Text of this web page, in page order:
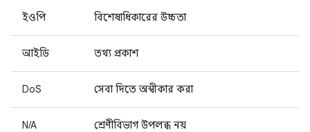
ইওপি বিশেষাধিকারের উচ্চতা
আইডি তথ্য প্রকাশ
DoS সেবা দিতে অস্বীকার করা
N/A শ্রেণীবিভাগ উপলব্ধ নয়